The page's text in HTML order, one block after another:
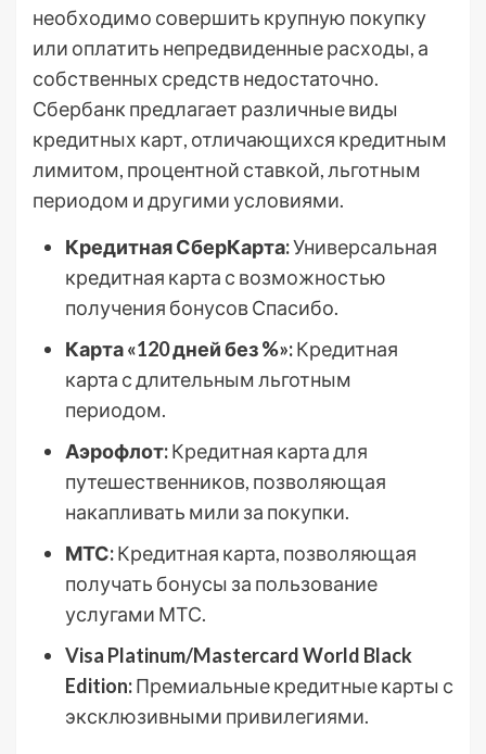
необходимо совершить крупную покупку
или оплатить непредвиденные расходы, а
собственных средств недостаточно.
Сбербанк предлагает различные виды
кредитных карт, отличающихся кредитным
лимитом, процентной ставкой, льготным
периодом и другими условиями.
Кредитная СберКарта:Универсальная
кредитная карта с возможностью
получения бонусов Спасибо.
Карта «120 дней без %»:Кредитная
карта с длительным льготным
периодом.
Аэрофлот:Кредитная карта для
путешественников, позволяющая
накапливать мили за покупки.
МТС:Кредитная карта, позволяющая
получать бонусы за пользование
услугами МТС.
Visa Platinum/Mastercard World Black
Edition:Премиальные кредитные карты с
эксклюзивными привилегиями.